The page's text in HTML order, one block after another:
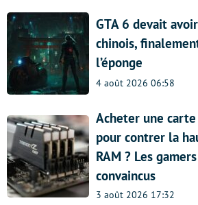
GTA 6 devait
chinois,
l’éponge
4 août 2026 06:58
Acheter une
pour contrer la
RAM ? Les
convaincus
3 août 2026 17:32